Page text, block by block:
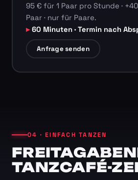
95 € für 1 Paar pro Stunde ·
Paar · nur für Paare.
60 Minuten · Termin nach
Anfrage senden
04 · EINFACH TANZEN
TANZCAFÉ-